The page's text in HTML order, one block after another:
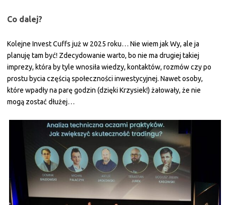
Co dalej?
Kolejne Invest Cuffs już w 2025 roku… Nie wiem jak Wy, ale ja
planuję tam być! Zdecydowanie warto, bo nie ma drugiej takiej
imprezy, która by tyle wnosiła wiedzy, kontaktów, rozmów czy po
prostu bycia częścią społeczności inwestycyjnej. Nawet osoby,
które wpadły na parę godzin (dzięki Krzysiek!) żałowały, że nie
mogą zostać dłużej…